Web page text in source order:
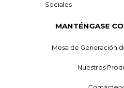
Sociales
MANTÉNGASE
Mesa de Generación
Nuestros